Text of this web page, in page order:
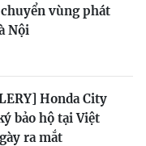
vùng phát
Nội
Honda City
bảo hộ tại Việt
ra mắt